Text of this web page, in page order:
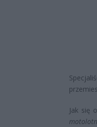
Jak się